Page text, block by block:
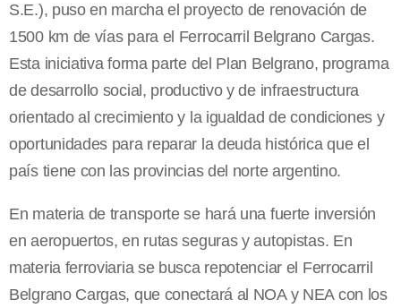
S.E.), puso en marcha el proyecto de renovación de
1500 km de vías para el Ferrocarril Belgrano Cargas.
Esta iniciativa forma parte del Plan Belgrano, programa
de desarrollo social, productivo y de infraestructura
orientado al crecimiento y la igualdad de condiciones y
oportunidades para reparar la deuda histórica que el
país tiene con las provincias del norte argentino.
En materia de transporte se hará una fuerte inversión
en aeropuertos, en rutas seguras y autopistas. En
materia ferroviaria se busca repotenciar el Ferrocarril
Belgrano Cargas, que conectará al NOA y NEA con los